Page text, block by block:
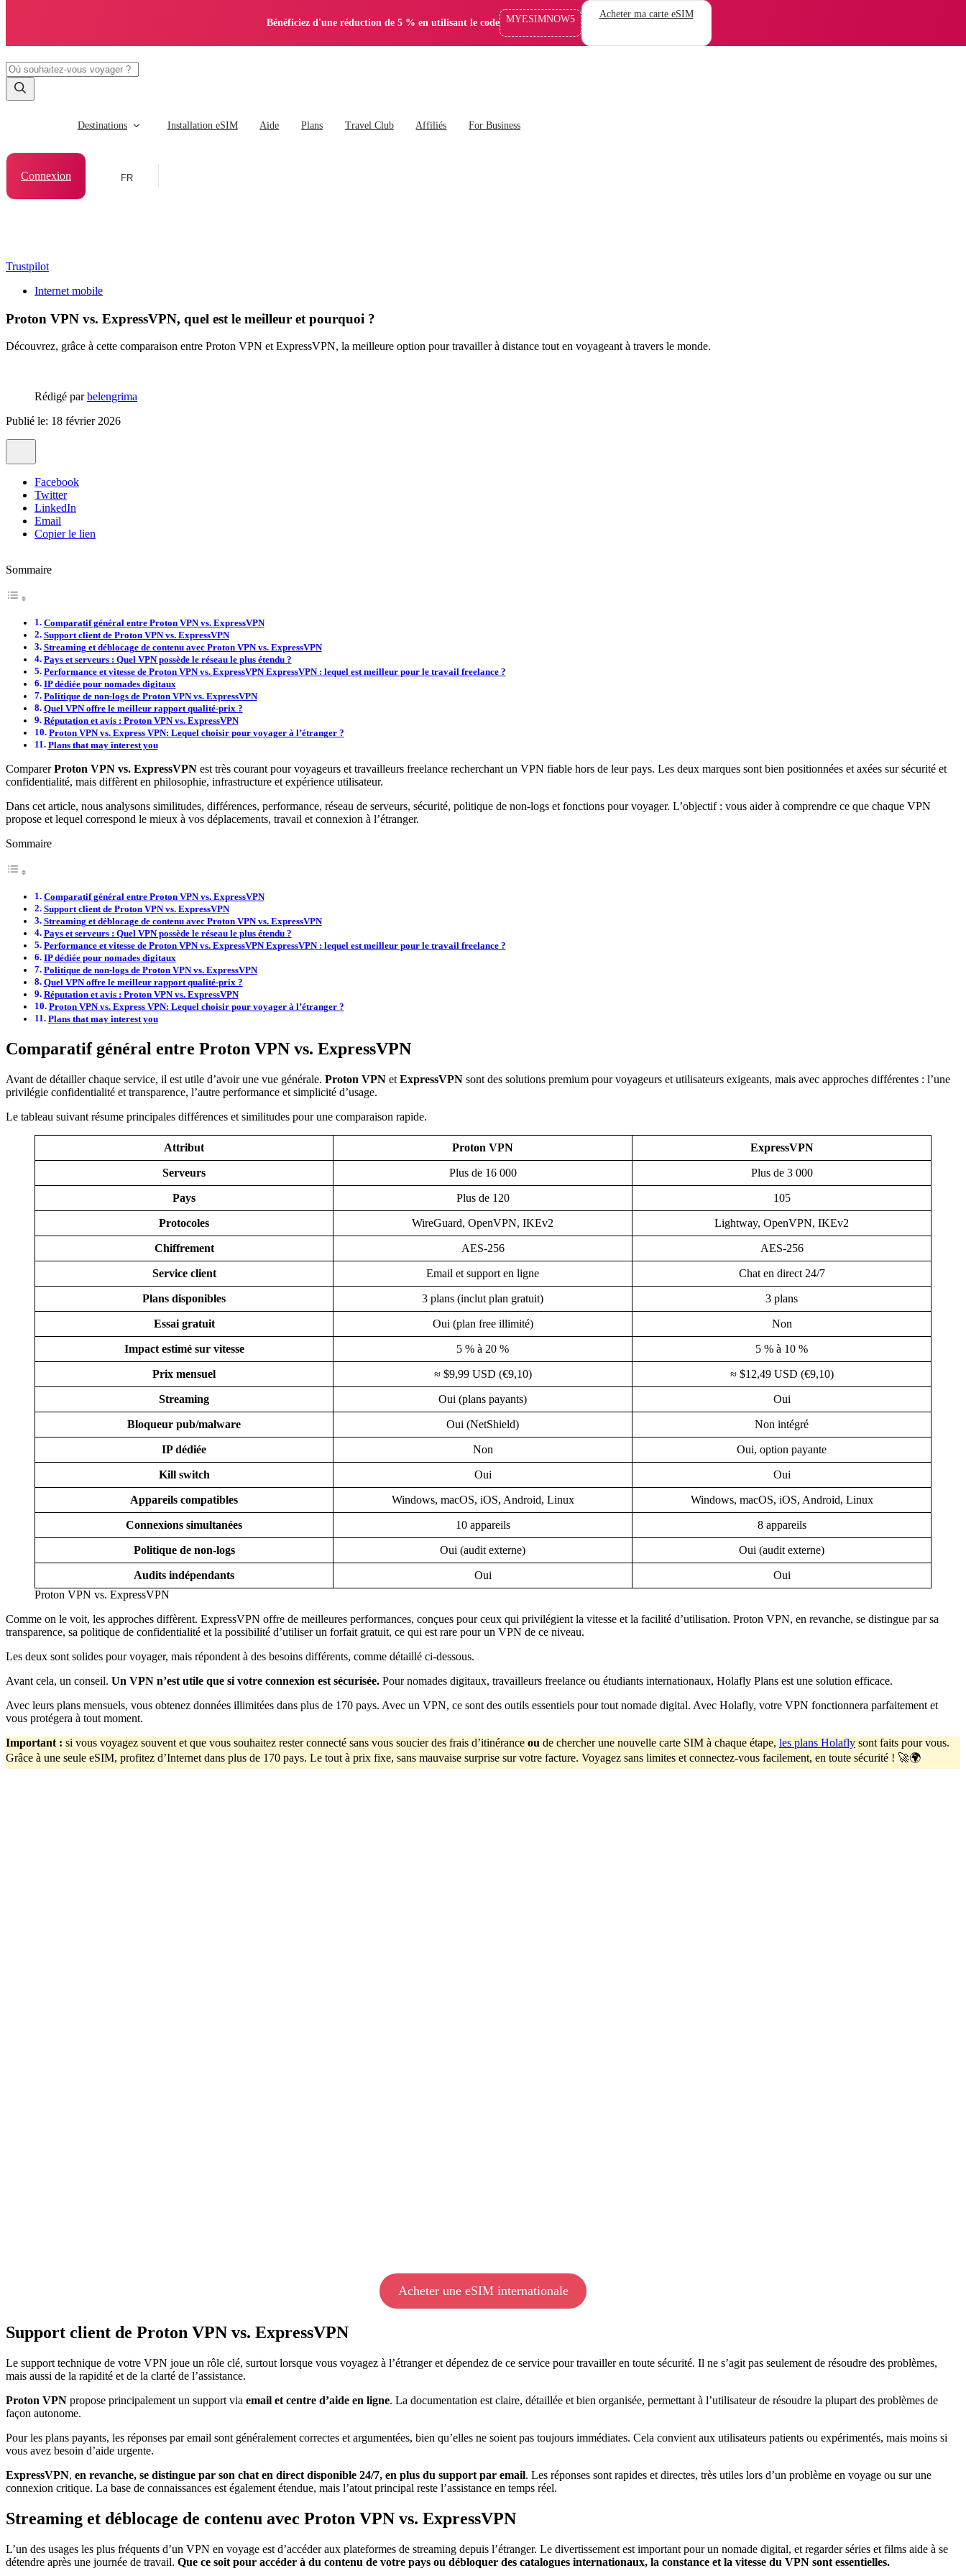
Bénéficiez d'une réduction de 5 % en utilisant le code MYESIMNOW5 Acheter ma carte eSIM
Destinations Installation eSIM Aide Plans Travel Club Affiliés For Business
Connexion FR
Trustpilot
Internet mobile
Proton VPN vs. ExpressVPN, quel est le meilleur et pourquoi ?
Découvrez, grâce à cette comparaison entre Proton VPN et ExpressVPN, la meilleure option pour travailler à distance tout en voyageant à travers le monde.
Rédigé parbelengrima
Publié le: 18 février 2026
Facebook
Twitter
LinkedIn
Email
Copier le lien
Sommaire
Comparatif général entre Proton VPN vs. ExpressVPN
Support client de Proton VPN vs. ExpressVPN
Streaming et déblocage de contenu avec Proton VPN vs. ExpressVPN
Pays et serveurs : Quel VPN possède le réseau le plus étendu ?
Performance et vitesse de Proton VPN vs. ExpressVPN ExpressVPN : lequel est meilleur pour le travail freelance ?
IP dédiée pour nomades digitaux
Politique de non-logs de Proton VPN vs. ExpressVPN
Quel VPN offre le meilleur rapport qualité-prix ?
Réputation et avis : Proton VPN vs. ExpressVPN
Proton VPN vs. Express VPN: Lequel choisir pour voyager à l’étranger ?
Plans that may interest you
ComparerProton VPN vs. ExpressVPN est très courant pour voyageurs et travailleurs freelance recherchant un VPN fiable hors de leur pays. Les deux marques sont bien positionnées et axées sur sécurité et
confidentialité, mais diffèrent en philosophie, infrastructure et expérience utilisateur.
Dans cet article, nous analysons similitudes, différences, performance, réseau de serveurs, sécurité, politique de non-logs et fonctions pour voyager. L’objectif : vous aider à comprendre ce que chaque VPN
propose et lequel correspond le mieux à vos déplacements, travail et connexion à l’étranger.
Sommaire
Comparatif général entre Proton VPN vs. ExpressVPN
Support client de Proton VPN vs. ExpressVPN
Streaming et déblocage de contenu avec Proton VPN vs. ExpressVPN
Pays et serveurs : Quel VPN possède le réseau le plus étendu ?
Performance et vitesse de Proton VPN vs. ExpressVPN ExpressVPN : lequel est meilleur pour le travail freelance ?
IP dédiée pour nomades digitaux
Politique de non-logs de Proton VPN vs. ExpressVPN
Quel VPN offre le meilleur rapport qualité-prix ?
Réputation et avis : Proton VPN vs. ExpressVPN
Proton VPN vs. Express VPN: Lequel choisir pour voyager à l’étranger ?
Plans that may interest you
Comparatif général entre Proton VPN vs. ExpressVPN
Avant de détailler chaque service, il est utile d’avoir une vue générale. Proton VPN et ExpressVPN sont des solutions premium pour voyageurs et utilisateurs exigeants, mais avec approches différentes : l’une
privilégie confidentialité et transparence, l’autre performance et simplicité d’usage.
Le tableau suivant résume principales différences et similitudes pour une comparaison rapide.
Attribut Proton VPN ExpressVPN
Serveurs Plus de 16 000 Plus de 3 000
Pays Plus de 120 105
Protocoles WireGuard, OpenVPN, IKEv2 Lightway, OpenVPN, IKEv2
Chiffrement AES-256 AES-256
Service client Email et support en ligne Chat en direct 24/7
Plans disponibles 3 plans (inclut plan gratuit) 3 plans
Essai gratuit Oui (plan free illimité) Non
Impact estimé sur vitesse 5 % à 20 % 5 % à 10 %
Prix mensuel ≈ $9,99 USD (€9,10) ≈ $12,49 USD (€9,10)
Streaming Oui (plans payants) Oui
Bloqueur pub/malware Oui (NetShield) Non intégré
IP dédiée Non Oui, option payante
Kill switch Oui Oui
Appareils compatibles Windows, macOS, iOS, Android, Linux Windows, macOS, iOS, Android, Linux
Connexions simultanées 10 appareils 8 appareils
Politique de non-logs Oui (audit externe) Oui (audit externe)
Audits indépendants Oui
Oui
Proton VPN vs. ExpressVPN
Comme on le voit, les approches diffèrent. ExpressVPN offre de meilleures performances, conçues pour ceux qui privilégient la vitesse et la facilité d’utilisation. Proton VPN, en revanche, se distingue par sa
transparence, sa politique de confidentialité et la possibilité d’utiliser un forfait gratuit, ce qui est rare pour un VPN de ce niveau.
Les deux sont solides pour voyager, mais répondent à des besoins différents, comme détaillé ci-dessous.
Avant cela, un conseil. Un VPN n’est utile que si votre connexion est sécurisée. Pour nomades digitaux, travailleurs freelance ou étudiants internationaux, Holafly Plans est une solution efficace.
Avec leurs plans mensuels, vous obtenez données illimitées dans plus de 170 pays. Avec un VPN, ce sont des outils essentiels pour tout nomade digital. Avec Holafly, votre VPN fonctionnera parfaitement et
vous protégera à tout moment.
Important : si vous voyagez souvent et que vous souhaitez rester connecté sans vous soucier des frais d’itinérance ou de chercher une nouvelle carte SIM à chaque étape, les plans Holafly sont faits pour vous.
Grâce à une seule eSIM, profitez d’Internet dans plus de 170 pays. Le tout à prix fixe, sans mauvaise surprise sur votre facture. Voyagez sans limites et connectez-vous facilement, en toute sécurité ! 🚀🌍
Acheter une eSIM internationale
Support client de Proton VPN vs. ExpressVPN
Le support technique de votre VPN joue un rôle clé, surtout lorsque vous voyagez à l’étranger et dépendez de ce service pour travailler en toute sécurité. Il ne s’agit pas seulement de résoudre des problèmes,
mais aussi de la rapidité et de la clarté de l’assistance.
Proton VPN propose principalement un support via email et centre d’aide en ligne. La documentation est claire, détaillée et bien organisée, permettant à l’utilisateur de résoudre la plupart des problèmes de
façon autonome.
Pour les plans payants, les réponses par email sont généralement correctes et argumentées, bien qu’elles ne soient pas toujours immédiates. Cela convient aux utilisateurs patients ou expérimentés, mais moins si
vous avez besoin d’aide urgente.
ExpressVPN, en revanche, se distingue par son chat en direct disponible 24/7, en plus du support par email. Les réponses sont rapides et directes, très utiles lors d’un problème en voyage ou sur une
connexion critique. La base de connaissances est également étendue, mais l’atout principal reste l’assistance en temps réel.
Streaming et déblocage de contenu avec Proton VPN vs. ExpressVPN
L’un des usages les plus fréquents d’un VPN en voyage est d’accéder aux plateformes de streaming depuis l’étranger. Le divertissement est important pour un nomade digital, et regarder séries et films aide à se
détendre après une journée de travail. Que ce soit pour accéder à du contenu de votre pays ou débloquer des catalogues internationaux, la constance et la vitesse du VPN sont essentielles.